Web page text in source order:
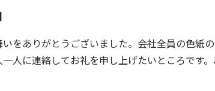
いをありがとうございました。会社全員の色紙
人に連絡してお礼を申し上げたいところです